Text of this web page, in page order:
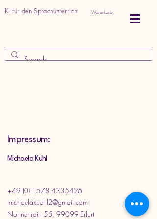
KI für den Sprachunterricht Warenkorb
Impressum:
Michaela Kühl
+49 (0) 1578 4335426
michaelakuehl2@gmail.com
Nonnenrain 55, 99099 Erfurt